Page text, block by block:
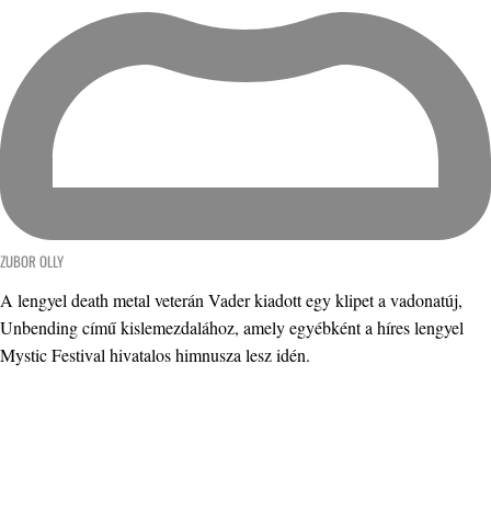
ZUBOR OLLY
A lengyel death metal veterán Vader kiadott egy klipet a vadonatúj,
Unbending című kislemezdalához, amely egyébként a híres lengyel
Mystic Festival hivatalos himnusza lesz idén.